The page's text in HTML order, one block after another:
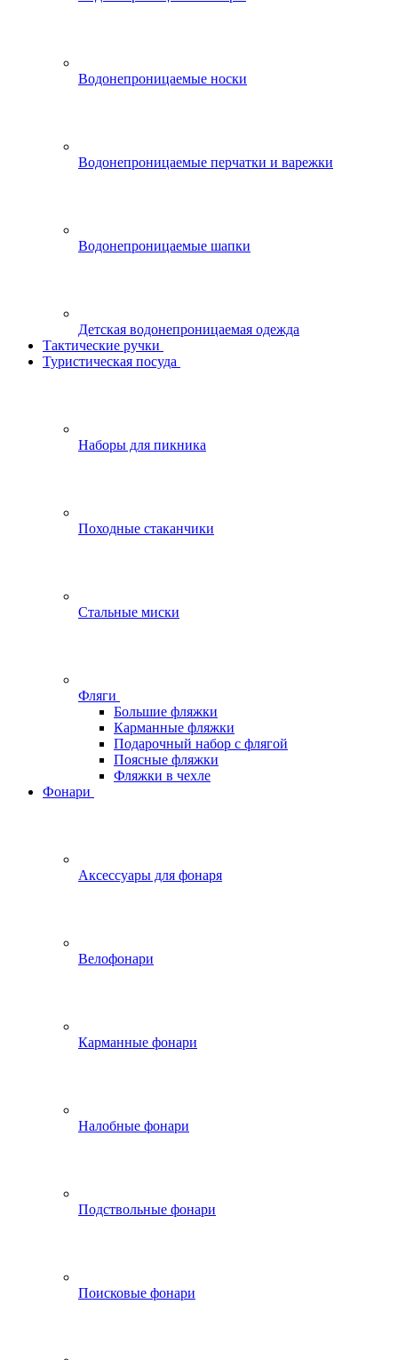
Водонепроницаемые носки
Водонепроницаемые перчатки и варежки
Водонепроницаемые шапки
Детская водонепроницаемая одежда
Тактические ручки
Туристическая посуда
Наборы для пикника
Походные стаканчики
Стальные миски
Фляги
Большие фляжки
Карманные фляжки
Подарочный набор с флягой
Поясные фляжки
Фляжки в чехле
Фонари
Аксессуары для фонаря
Велофонари
Карманные фонари
Налобные фонари
Подствольные фонари
Поисковые фонари